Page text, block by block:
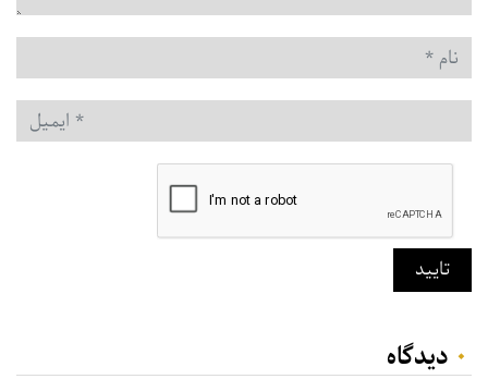
نام
تایید
۰ دیدگاه‌